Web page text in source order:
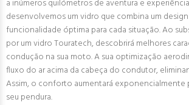
a inúmeros quilómetros de aventura e
desenvolvemos um vidro que combina um
funcionalidade óptima para cada situação. Ao
por um vidro Touratech, descobrirá melhores
condução na sua moto. A sua optimização
fluxo do ar acima da cabeça do condutor,
Assim, o conforto aumentará exponencialmente
seu pendura.